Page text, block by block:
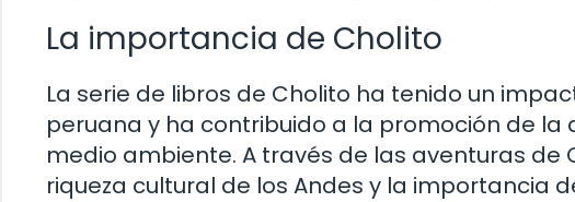
La importancia de Cholito
La serie de libros de Cholito ha tenido un
peruana y ha contribuido a la promoción de
medio ambiente. A través de las aventuras
riqueza cultural de los Andes y la importancia